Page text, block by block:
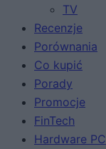
TV
Recenzje
Porównania
Co kupić
Porady
Promocje
FinTech
Hardware PC